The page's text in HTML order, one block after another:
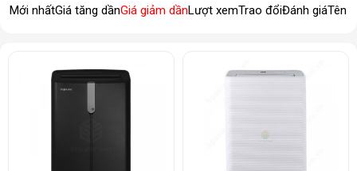
Mới nhấtGiá tăng dầnGiá giảm dầnLượt xemTrao đổiĐánh giáTên